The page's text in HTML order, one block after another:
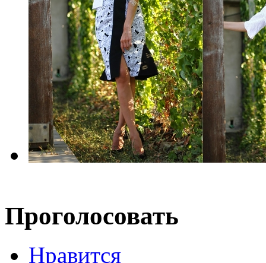
Проголосовать
Нравится